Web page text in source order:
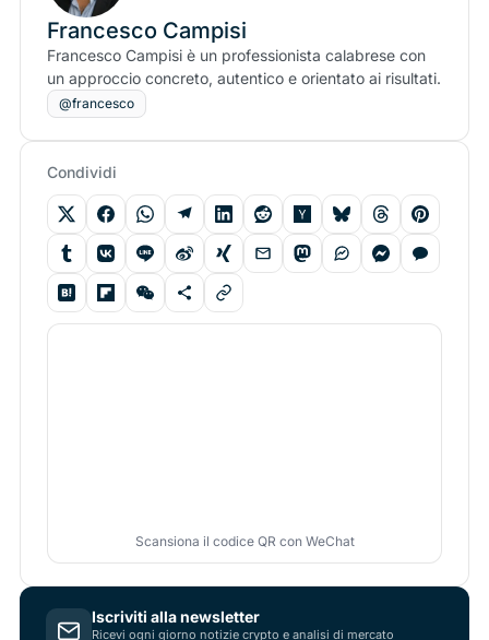
Francesco Campisi
Francesco Campisi è un professionista calabrese con
un approccio concreto, autentico e orientato ai risultati.
@francesco
Condividi
Scansiona il codice QR con WeChat
Iscriviti alla newsletter
Ricevi ogni giorno notizie crypto e analisi di mercato